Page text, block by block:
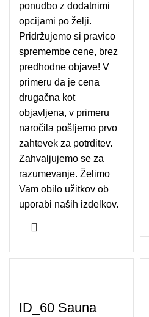
ponudbo z dodatnimi
opcijami po želji.
Pridržujemo si pravico
spremembe cene, brez
predhodne objave! V
primeru da je cena
drugačna kot
objavljena, v primeru
naročila pošljemo prvo
zahtevek za potrditev.
Zahvaljujemo se za
razumevanje. Želimo
Vam obilo užitkov ob
uporabi naših izdelkov.
ID_60 Sauna